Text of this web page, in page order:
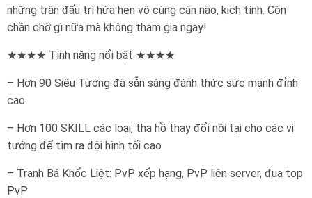
những trận đấu trí hứa hẹn vô cùng cân não, kịch tính. Còn
chần chờ gì nữa mà không tham gia ngay!
★★★★ Tính năng nổi bật ★★★★
– Hơn 90 Siêu Tướng đã sẵn sàng đánh thức sức mạnh đỉnh
cao.
– Hơn 100 SKILL các loại, tha hồ thay đổi nội tại cho các vị
tướng để tìm ra đội hình tối cao
– Tranh Bá Khốc Liệt: PvP xếp hạng, PvP liên server, đua top
PvP